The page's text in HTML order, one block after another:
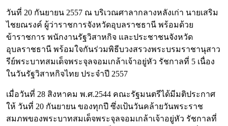
วันที่ 20 กันยายน 2557 ณ บริเวณศาลากลางหลังเก่า นายเสริม
ไชยณรงค์ ผู้ว่าราชการจังหวัดอุบลราชธานี พร้อมด้วย
ข้าราชการ พนักงานรัฐวิสาหกิจ และประชาชนจังหวัด
อุบลราชธานี พร้อมใจกันร่วมพิธีบวงสรวงพระบรมราชานุสาว
รีย์พระบาทสมเด็จพระจุลจอมเกล้าเจ้าอยู่หัว รัชกาลที่ 5 เนื่อง
ในวันรัฐวิสาหกิจไทย ประจำปี 2557
เมื่อวันที่ 28 สิงหาคม พ.ศ.2544 คณะรัฐมนตรีได้มีมติประกาศ
ให้ วันที่ 20 กันยายน ของทุกปี ซึ่งเป้นวันคล้ายวันพระราช
สมภพของพระบาทสมเด็จพระจุลจอมเกล้าเจ้าอยู่หัว รัชกาลที่